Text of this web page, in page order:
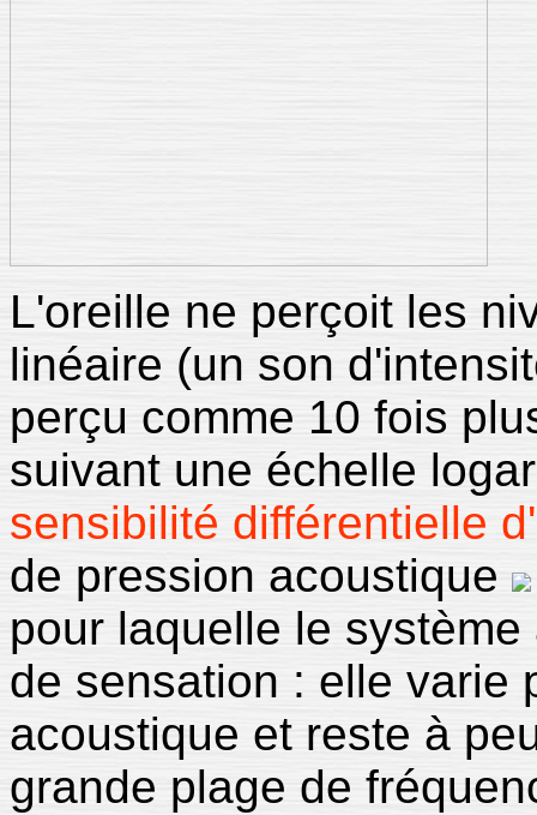
L'oreille ne perçoit les
linéaire (un son
perçu comme 10 fois
suivant une échelle
sensibilité différentielle
de pression acoustique
pour laquelle le
de sensation : elle varie
acoustique et reste à
grande plage de